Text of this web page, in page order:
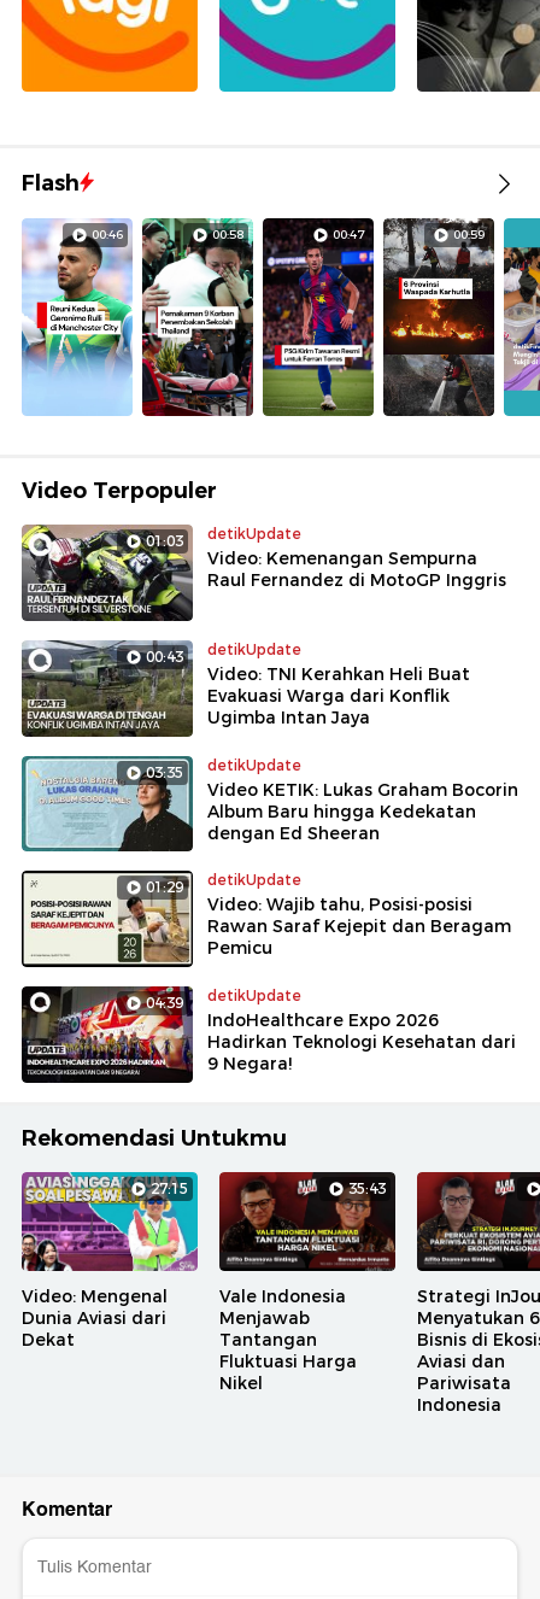
Flash
00:46 00:58 00:47 00:59
Video Terpopuler
01:03 detikUpdate
Video: Kemenangan Sempurna
Raul Fernandez di MotoGP Inggris
00:43 detikUpdate
Video: TNI Kerahkan Heli Buat
Evakuasi Warga dari Konflik
Ugimba Intan Jaya
03:35 detikUpdate
Video KETIK: Lukas Graham Bocorin
Album Baru hingga Kedekatan
dengan Ed Sheeran
01:29 detikUpdate
Video: Wajib tahu, Posisi-posisi
Rawan Saraf Kejepit dan Beragam
Pemicu
04:39 detikUpdate
IndoHealthcare Expo 2026
Hadirkan Teknologi Kesehatan dari
9 Negara!
Rekomendasi Untukmu
27:15
Video: Mengenal
Dunia Aviasi dari
Dekat
35:43
Vale Indonesia
Menjawab
Tantangan
Fluktuasi Harga
Nikel
Strategi
Menyatukan
Bisnis di
Aviasi dan
Pariwisata
Indonesia